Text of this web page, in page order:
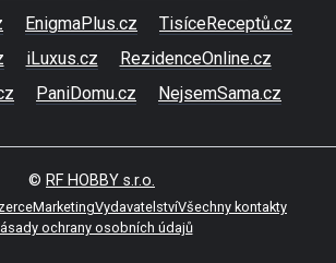
EnigmaPlus.cz
TisíceReceptů.cz
iLuxus.cz
RezidenceOnline.cz
PaniDomu.cz NejsemSama.cz
© RF HOBBY s.r.o.
MarketingVydavatelstvíVšechny kontakty
ochrany osobních údajů